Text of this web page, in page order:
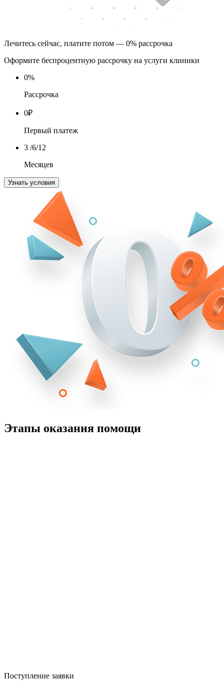
Лечитесь сейчас, платите потом — 0% рассрочка
Оформите беспроцентную рассрочку на услуги клиники
0%
Рассрочка
0₽
Первый платеж
3 /6/12
Месяцев
Узнать условия
Этапы оказания помощи
Поступление заявки